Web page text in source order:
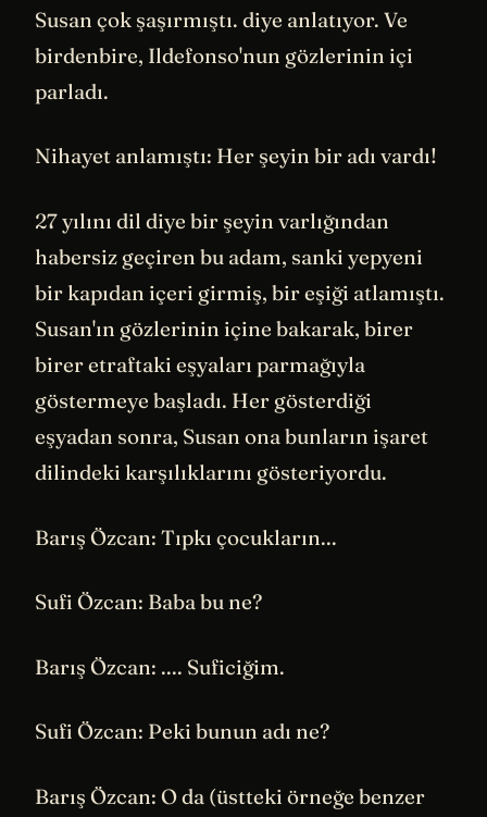
Susan çok şaşırmıştı. diye anlatıyor. Ve
birdenbire, Ildefonso'nun gözlerinin içi
parladı.
Nihayet anlamıştı: Her şeyin bir adı vardı!
27 yılını dil diye bir şeyin varlığından
habersiz geçiren bu adam, sanki yepyeni
bir kapıdan içeri girmiş, bir eşiği atlamıştı.
Susan'ın gözlerinin içine bakarak, birer
birer etraftaki eşyaları parmağıyla
göstermeye başladı. Her gösterdiği
eşyadan sonra, Susan ona bunların işaret
dilindeki karşılıklarını gösteriyordu.
Barış Özcan: Tıpkı çocukların...
Sufi Özcan: Baba bu ne?
Barış Özcan: .... Suficiğim.
Sufi Özcan: Peki bunun adı ne?
Barış Özcan: O da (üstteki örneğe benzer